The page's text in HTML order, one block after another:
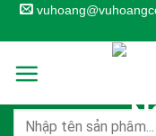
Skip
to
content